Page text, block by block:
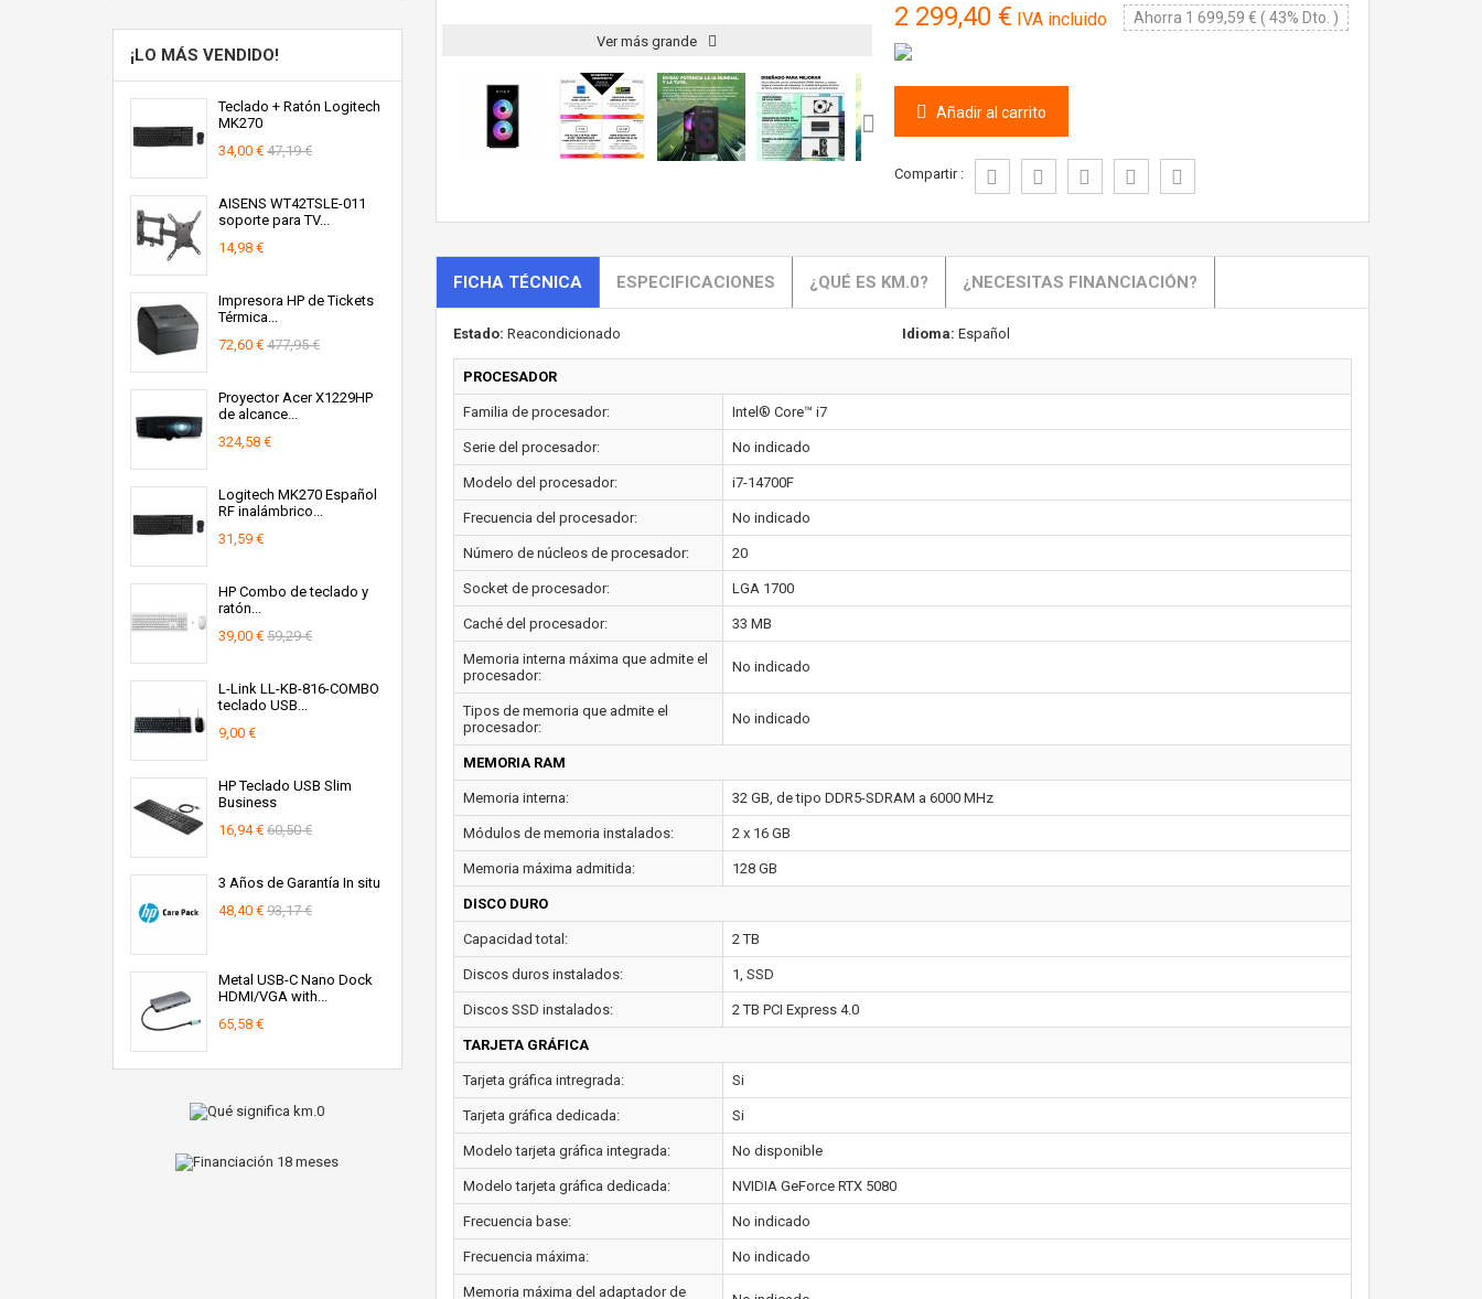
¡LO MÁS VENDIDO!
Teclado + Ratón Logitech
MK270
34,00 € 47,19 €
AISENS WT42TSLE-011
soporte para TV...
14,98 €
Impresora HP de Tickets
Térmica...
72,60 € 477,95 €
Proyector Acer X1229HP
de alcance...
324,58 €
Logitech MK270 Español
RF inalámbrico...
31,59 €
HP Combo de teclado y
ratón...
39,00 € 59,29 €
L-Link LL-KB-816-COMBO
teclado USB...
9,00 €
HP Teclado USB Slim
Business
16,94 € 60,50 €
3 Años de Garantía In situ
48,40 € 93,17 €
Metal USB-C Nano Dock
HDMI/VGA with...
65,58 €
Ver más grande
2 299,40 € IVA incluido Ahorra 1 699,59 € ( 43% Dto. )
Añadir al carrito
Compartir :
FICHA TÉCNICA ESPECIFICACIONES ¿QUÉ ES KM.0? ¿NECESITAS FINANCIACIÓN?
Estado: Reacondicionado Idioma: Español
PROCESADOR
Familia de procesador: Intel® Core™ i7
Serie del procesador: No indicado
Modelo del procesador: i7-14700F
Frecuencia del procesador: No indicado
Número de núcleos de procesador: 20
Socket de procesador: LGA 1700
Caché del procesador: 33 MB
Memoria interna máxima que admite el
procesador:
No indicado
Tipos de memoria que admite el
procesador:
No indicado
MEMORIA RAM
Memoria interna: 32 GB, de tipo DDR5-SDRAM a 6000 MHz
Módulos de memoria instalados: 2 x 16 GB
Memoria máxima admitida: 128 GB
DISCO DURO
Capacidad total: 2 TB
Discos duros instalados: 1, SSD
Discos SSD instalados: 2 TB PCI Express 4.0
TARJETA GRÁFICA
Tarjeta gráfica intregrada: Si
Tarjeta gráfica dedicada: Si
Modelo tarjeta gráfica integrada: No disponible
Modelo tarjeta gráfica dedicada: NVIDIA GeForce RTX 5080
Frecuencia base: No indicado
Frecuencia máxima: No indicado
Memoria máxima del adaptador de